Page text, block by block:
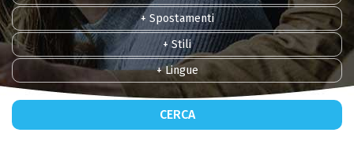
+ Spostamenti
+ Stili
+ Lingue
CERCA